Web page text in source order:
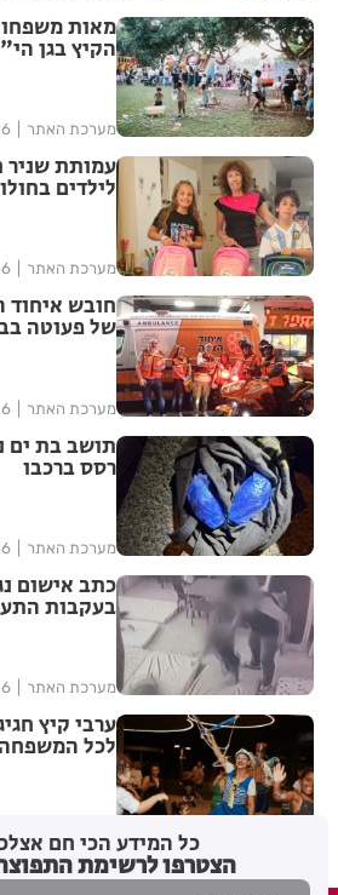
מאות
הקיץ בגן
מערכת האתר
עמותת שניר
לילדים
מערכת האתר
חובש איחוד
של פעוטה
מערכת האתר
רסס ברכבו
מערכת האתר
כתב אישום
בעקבות
מערכת האתר
ערבי קיץ
לכל המשפחה
כל המידע הכי חם
הצטרפו לרשימת